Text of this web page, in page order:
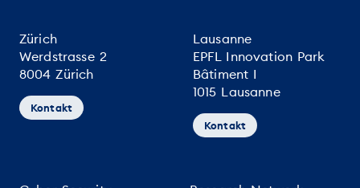
Zürich
Werdstrasse 2
8004 Zürich
Kontakt
Lausanne
EPFL Innovation Park
Bâtiment I
1015 Lausanne
Kontakt